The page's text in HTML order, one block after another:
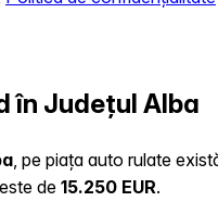
în Județul Alba
, pe piața auto rulate
de15.250 EUR.